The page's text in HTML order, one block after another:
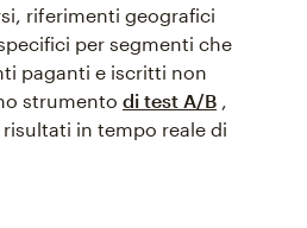
riferimenti geografici
per segmenti che
paganti e iscritti non
strumento di test A/B ,
in tempo reale di